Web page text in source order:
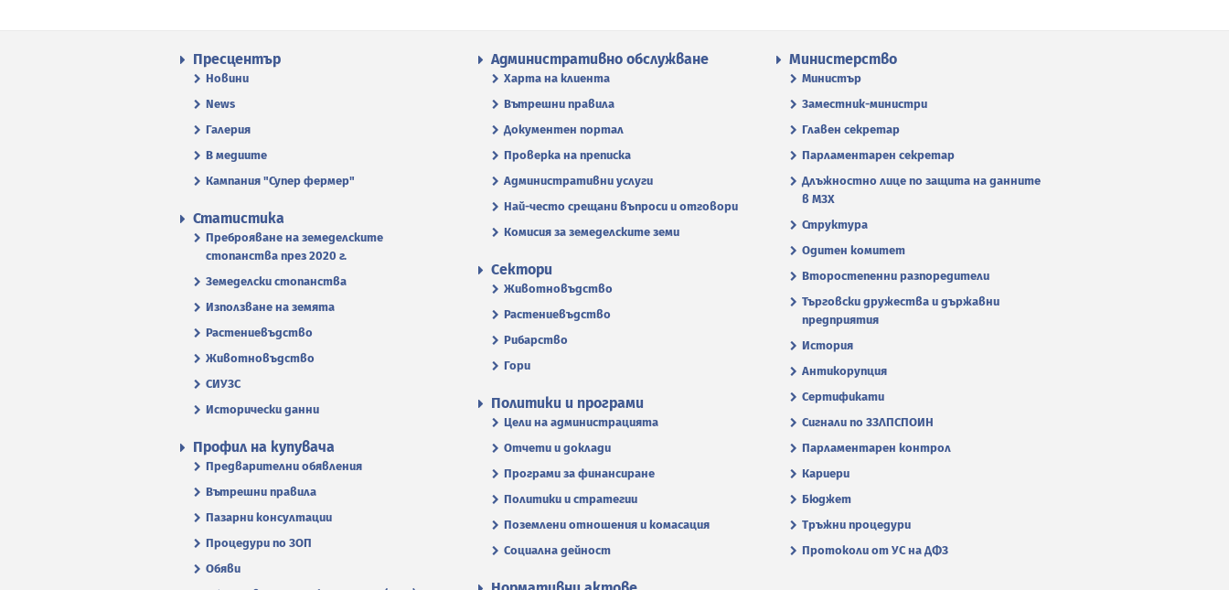
Пресцентър
Новини
News
Галерия
В медиите
Кампания "Супер фермер"
Административно обслужване
Харта на клиента
Вътрешни правила
Документен портал
Проверка на преписка
Административни услуги
Най-често срещани въпроси и отговори
Комисия за земеделските земи
Министерство
Министър
Заместник-министри
Главен секретар
Парламентарен секретар
Длъжностно лице по защита на данните
в МЗХ
Структура
Одитен комитет
Второстепенни разпоредители
Търговски дружества и държавни
предприятия
История
Антикорупция
Сертификати
Сигнали по ЗЗЛПСПОИН
Парламентарен контрол
Кариери
Бюджет
Тръжни процедури
Протоколи от УС на ДФЗ
Статистика
Преброяване на земеделските
стопанства през 2020 г.
Земеделски стопанства
Използване на земята
Растениевъдство
Животновъдство
СИУЗС
Исторически данни
Сектори
Животновъдство
Растениевъдство
Рибарство
Гори
Политики и програми
Цели на администрацията
Отчети и доклади
Програми за финансиране
Политики и стратегии
Поземлени отношения и комасация
Социална дейност
Профил на купувача
Предварителни обявления
Вътрешни правила
Пазарни консултации
Процедури по ЗОП
Обяви